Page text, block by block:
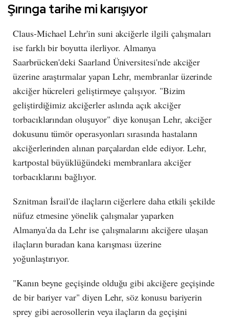
Şırınga tarihe mi karışıyor
Claus-Michael Lehr'in suni akciğerle ilgili çalışmaları
ise farklı bir boyutta ilerliyor. Almanya
Saarbrücken'deki Saarland Üniversitesi'nde akciğer
üzerine araştırmalar yapan Lehr, membranlar üzerinde
akciğer hücreleri geliştirmeye çalışıyor. "Bizim
geliştirdiğimiz akciğerler aslında açık akciğer
torbacıklarından oluşuyor" diye konuşan Lehr, akciğer
dokusunu tümör operasyonları sırasında hastaların
akciğerlerinden alınan parçalardan elde ediyor. Lehr,
kartpostal büyüklüğündeki membranlara akciğer
torbacıklarını bağlıyor.
Sznitman İsrail'de ilaçların ciğerlere daha etkili şekilde
nüfuz etmesine yönelik çalışmalar yaparken
Almanya'da da Lehr ise çalışmalarını akciğere ulaşan
ilaçların buradan kana karışması üzerine
yoğunlaştırıyor.
"Kanın beyne geçişinde olduğu gibi akciğere geçişinde
de bir bariyer var" diyen Lehr, söz konusu bariyerin
sprey gibi aerosollerin veya ilaçların da geçişini